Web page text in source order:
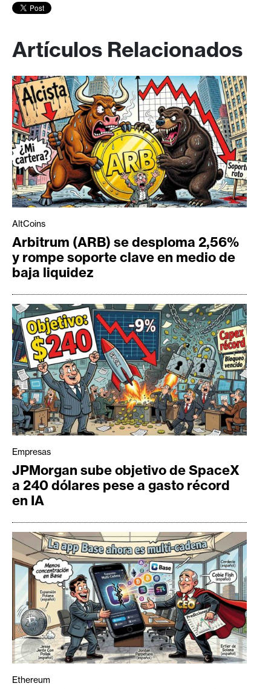
Artículos Relacionados
AltCoins
Arbitrum (ARB) se desploma 2,56%
y rompe soporte clave en medio de
baja liquidez
Empresas
JPMorgan sube objetivo de SpaceX
a 240 dólares pese a gasto récord
en IA
Ethereum